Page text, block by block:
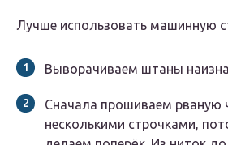
Лучше использовать машинную
Выворачиваем штаны
Сначала прошиваем рваную
несколькими строчками,